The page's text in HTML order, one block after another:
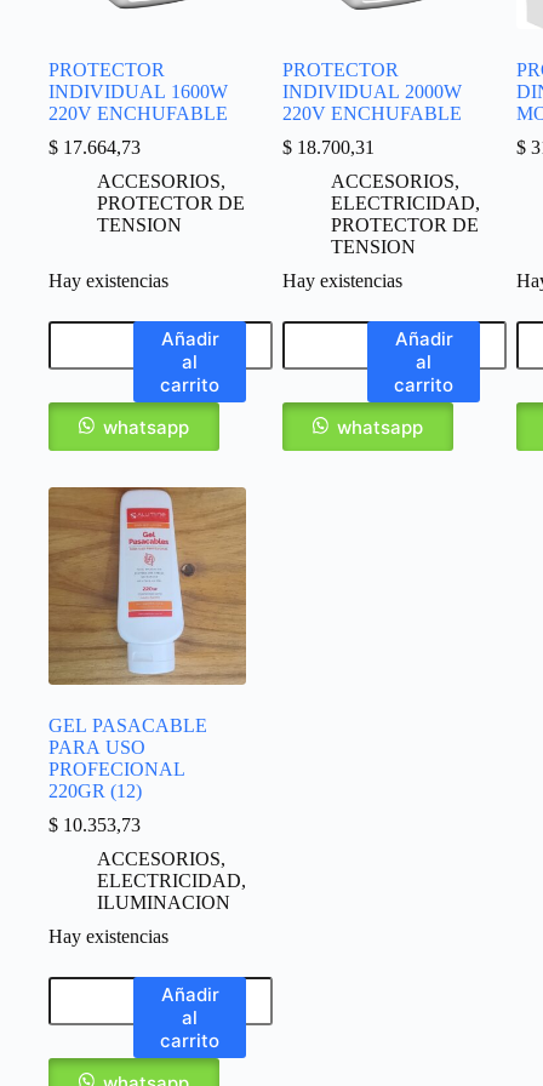
PROTECTOR
INDIVIDUAL 1600W
220V ENCHUFABLE
$ 17.664,73
ACCESORIOS,
PROTECTOR DE
TENSION
Hay existencias
Añadir
al
carrito
whatsapp
PROTECTOR
INDIVIDUAL 2000W
220V ENCHUFABLE
$ 18.700,31
ACCESORIOS,
ELECTRICIDAD,
PROTECTOR DE
TENSION
Hay existencias
Añadir
al
carrito
whatsapp
$
GEL PASACABLE
PARA USO
PROFECIONAL
220GR (12)
$ 10.353,73
ACCESORIOS,
ELECTRICIDAD,
ILUMINACION
Hay existencias
Añadir
al
carrito